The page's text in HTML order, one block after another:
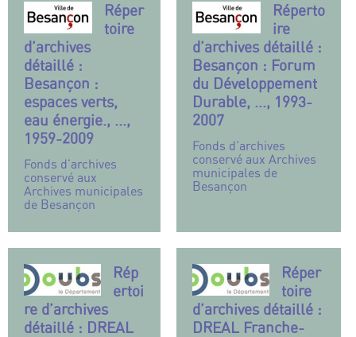
Réper
toire
d’archives
détaillé :
Besançon :
espaces verts,
eau énergie., ...,
1959-2009
Fonds d’archives
conservé aux
Archives municipales
de Besançon
Réperto
ire
d’archives détaillé :
Besançon : Forum
du Développement
Durable, ..., 1993-
2007
Fonds d’archives
conservé aux Archives
municipales de
Besançon
Rép
ertoi
re d’archives
détaillé : DREAL
Réper
toire
d’archives détaillé :
DREAL Franche-